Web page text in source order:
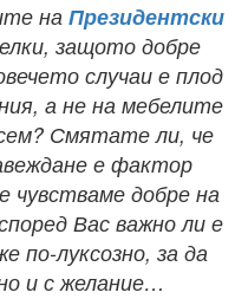
наПрезидентски
защото добре
случаи е плод
а не на мебелите
Смятате ли, че
е фактор
чувстваме добре на
Вас важно ли е
по-луксозно, за да
и с желание…